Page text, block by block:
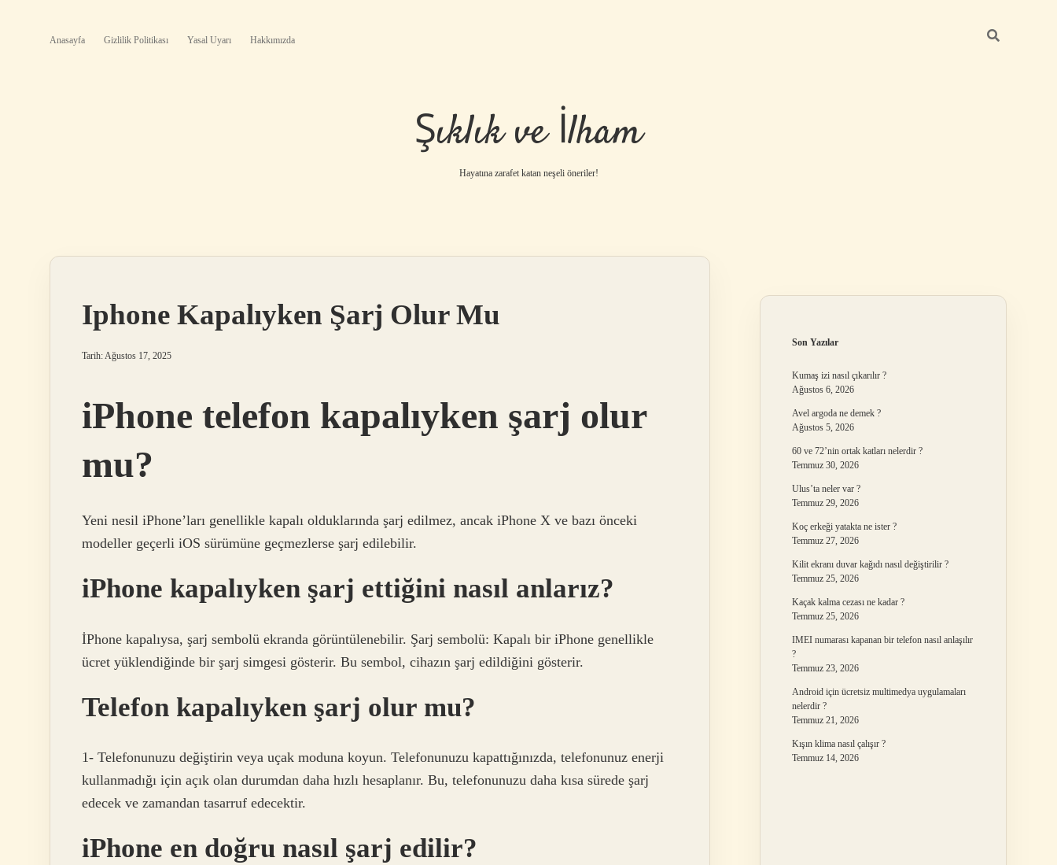
Anasayfa Gizlilik Politikası Yasal Uyarı Hakkımızda
Şıklık ve İlham
Hayatına zarafet katan neşeli öneriler!
Iphone Kapalıyken Şarj Olur Mu
Tarih: Ağustos 17, 2025
iPhone telefon kapalıyken şarj olur
mu?
Yeni nesil iPhone’ları genellikle kapalı olduklarında şarj edilmez, ancak iPhone X ve bazı önceki
modeller geçerli iOS sürümüne geçmezlerse şarj edilebilir.
iPhone kapalıyken şarj ettiğini nasıl anlarız?
İPhone kapalıysa, şarj sembolü ekranda görüntülenebilir. Şarj sembolü: Kapalı bir iPhone genellikle
ücret yüklendiğinde bir şarj simgesi gösterir. Bu sembol, cihazın şarj edildiğini gösterir.
Telefon kapalıyken şarj olur mu?
1- Telefonunuzu değiştirin veya uçak moduna koyun. Telefonunuzu kapattığınızda, telefonunuz enerji
kullanmadığı için açık olan durumdan daha hızlı hesaplanır. Bu, telefonunuzu daha kısa sürede şarj
edecek ve zamandan tasarruf edecektir.
iPhone en doğru nasıl şarj edilir?
Son Yazılar
Kumaş izi nasıl çıkarılır ?
Ağustos 6, 2026
Avel argoda ne demek ?
Ağustos 5, 2026
60 ve 72’nin ortak katları nelerdir ?
Temmuz 30, 2026
Ulus’ta neler var ?
Temmuz 29, 2026
Koç erkeği yatakta ne ister ?
Temmuz 27, 2026
Kilit ekranı duvar kağıdı nasıl değiştirilir ?
Temmuz 25, 2026
Kaçak kalma cezası ne kadar ?
Temmuz 25, 2026
IMEI numarası kapanan bir telefon nasıl anlaşılır
?
Temmuz 23, 2026
Android için ücretsiz multimedya uygulamaları
nelerdir ?
Temmuz 21, 2026
Kışın klima nasıl çalışır ?
Temmuz 14, 2026